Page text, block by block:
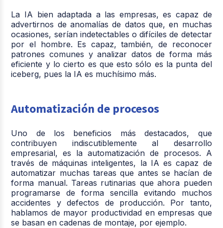
La IA bien adaptada a las empresas, es capaz de
advertirnos de anomalías de datos que, en muchas
ocasiones, serían indetectables o difíciles de detectar
por el hombre. Es capaz, también, de reconocer
patrones comunes y analizar datos de forma más
eficiente y lo cierto es que esto sólo es la punta del
iceberg, pues la IA es muchísimo más.
Automatización de procesos
Uno de los beneficios más destacados, que
contribuyen indiscutiblemente al desarrollo
empresarial, es la automatización de procesos. A
través de máquinas inteligentes, la IA es capaz de
automatizar muchas tareas que antes se hacían de
forma manual. Tareas rutinarias que ahora pueden
programarse de forma sencilla evitando muchos
accidentes y defectos de producción. Por tanto,
hablamos de mayor productividad en empresas que
se basan en cadenas de montaje, por ejemplo.